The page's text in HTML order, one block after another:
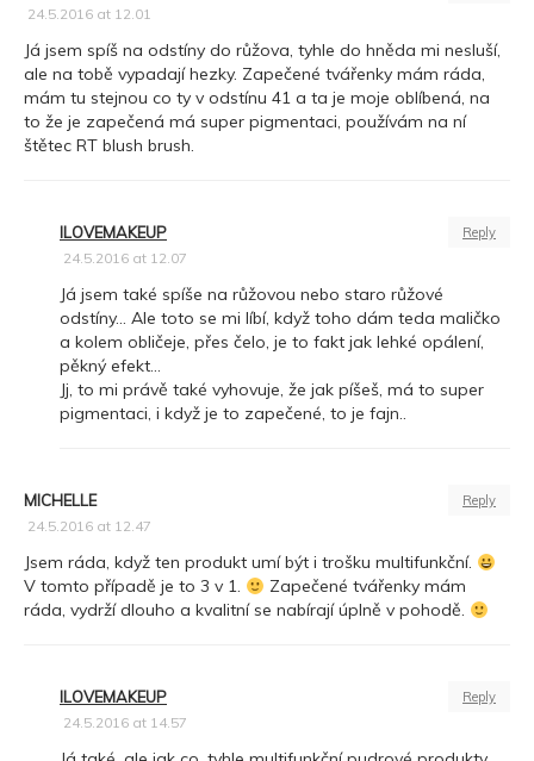
24.5.2016 at 12.01
Já jsem spíš na odstíny do růžova, tyhle do hněda mi nesluší,
ale na tobě vypadají hezky. Zapečené tvářenky mám ráda,
mám tu stejnou co ty v odstínu 41 a ta je moje oblíbená, na
to že je zapečená má super pigmentaci, používám na ní
štětec RT blush brush.
Reply
ILOVEMAKEUP
24.5.2016 at 12.07
Já jsem také spíše na růžovou nebo staro růžové
odstíny… Ale toto se mi líbí, když toho dám teda maličko
a kolem obličeje, přes čelo, je to fakt jak lehké opálení,
pěkný efekt…
Jj, to mi právě také vyhovuje, že jak píšeš, má to super
pigmentaci, i když je to zapečené, to je fajn..
Reply
MICHELLE
24.5.2016 at 12.47
Jsem ráda, když ten produkt umí být i trošku multifunkční.
V tomto případě je to 3 v 1.
Zapečené tvářenky mám
ráda, vydrží dlouho a kvalitní se nabírají úplně v pohodě.
Reply
ILOVEMAKEUP
24.5.2016 at 14.57